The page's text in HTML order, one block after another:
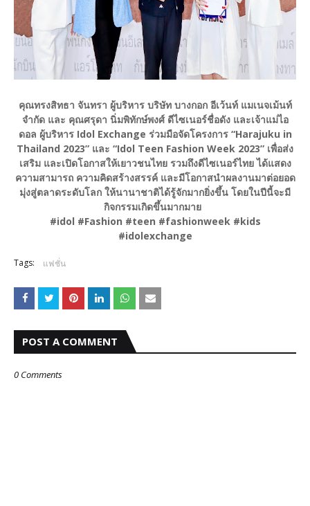
คุณทรงสิทธา จันทรา ผู้บริหาร บริษัท บางกอก อีเว้นท์ แมเนจเม้นท์
จำกัด และ คุณศรุดา นิ่มพิทักษ์พงศ์ ดีไซเนอร์ชื่อดัง และเจ้าแม่ไอ
ดอล ผู้บริหาร Idol Exchange ร่วมมือจัดโครงการ “Harajuku in
Thailand 2023” และ “Idol Teen Fashion Week 2023” เพื่อส่ง
เสริม และเปิดโอกาสให้เยาวชนไทย รวมถึงดีไซเนอร์ไทย ได้แสดง
ความสามารถ ความคิดสร้างสรรค์ และมีโอกาสนำผลงานมาต่อยอด
มุ่งสู่ตลาดระดับโลก ให้นานาชาติได้รู้จักมากยิ่งขึ้น โดยในปีนี้จะมี
กิจกรรมเกิดขึ้นมากมาย
#idol #Fashion #teen #fashionweek #kids
#idolexchange
Tags: แฟชั่น
POST A COMMENT
0 Comments